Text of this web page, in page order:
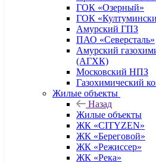
ГОК «Озерный»
ГОК
Амурский ГПЗ
ПАО «Северсталь»
Амурский
(АГХК)
Московский НПЗ
Газохимический
Жилые объекты
Назад
Жилые объекты
ЖК «CITYZEN»
ЖК «Береговой»
ЖК «Режиссер»
ЖК «Река»